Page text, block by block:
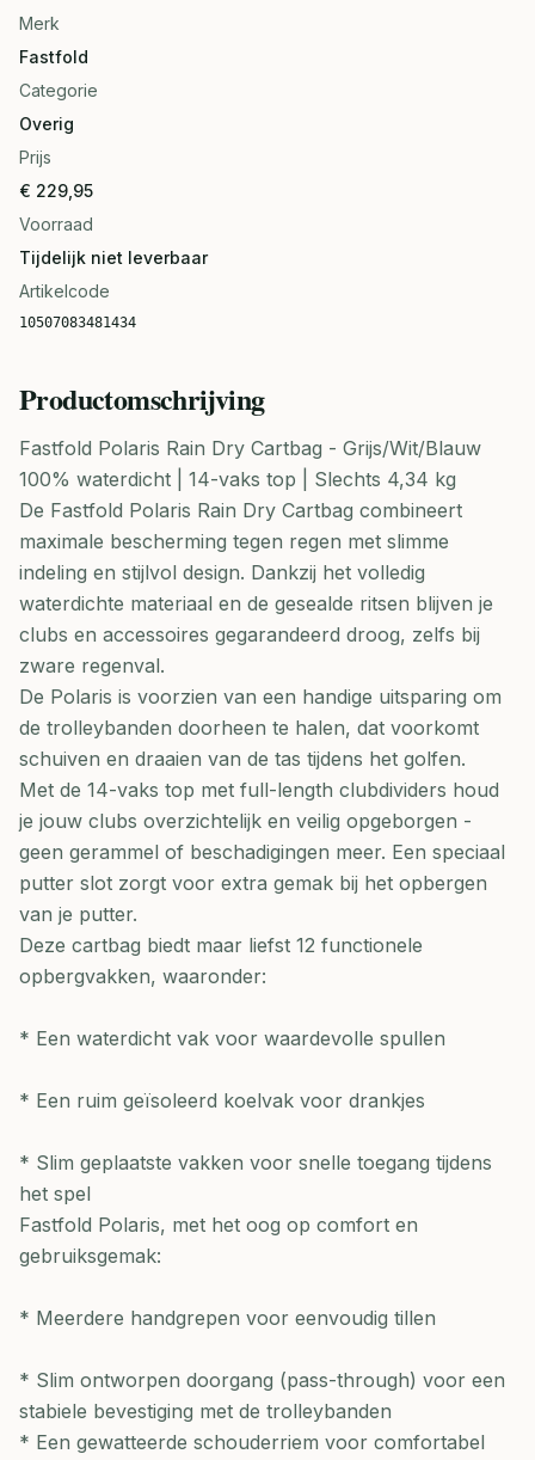
Merk
Fastfold
Categorie
Overig
Prijs
€ 229,95
Voorraad
Tijdelijk niet leverbaar
Artikelcode
10507083481434
Productomschrijving
Fastfold Polaris Rain Dry Cartbag - Grijs/Wit/Blauw
100% waterdicht | 14-vaks top | Slechts 4,34 kg
De Fastfold Polaris Rain Dry Cartbag combineert
maximale bescherming tegen regen met slimme
indeling en stijlvol design. Dankzij het volledig
waterdichte materiaal en de gesealde ritsen blijven je
clubs en accessoires gegarandeerd droog, zelfs bij
zware regenval.
De Polaris is voorzien van een handige uitsparing om
de trolleybanden doorheen te halen, dat voorkomt
schuiven en draaien van de tas tijdens het golfen.
Met de 14-vaks top met full-length clubdividers houd
je jouw clubs overzichtelijk en veilig opgeborgen -
geen gerammel of beschadigingen meer. Een speciaal
putter slot zorgt voor extra gemak bij het opbergen
van je putter.
Deze cartbag biedt maar liefst 12 functionele
opbergvakken, waaronder:
* Een waterdicht vak voor waardevolle spullen
* Een ruim geïsoleerd koelvak voor drankjes
* Slim geplaatste vakken voor snelle toegang tijdens
het spel
Fastfold Polaris, met het oog op comfort en
gebruiksgemak:
* Meerdere handgrepen voor eenvoudig tillen
* Slim ontworpen doorgang (pass-through) voor een
stabiele bevestiging met de trolleybanden
* Een gewatteerde schouderriem voor comfortabel